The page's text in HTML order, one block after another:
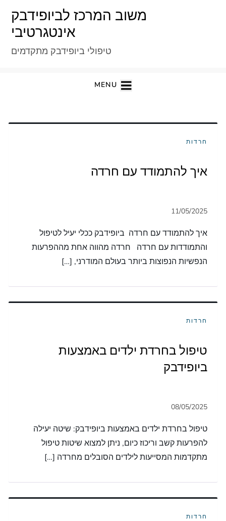
משוב המרכז לביופידבק
אינטגרטיבי
טיפולי ביופידבק מתקדמים
MENU
חרדות
איך להתמודד עם חרדה
איך להתמודד עם חרדה ביופידבק ככלי יעיל לטיפול
והתמודדות עם חרדה חרדה מהווה אחת מההפרעות
הנפשיות הנפוצות ביותר בעולם המודרני, […]
חרדות
טיפול בחרדת ילדים באמצעות
ביופידבק
טיפול בחרדת ילדים באמצעות ביופידבק: שיטה יעילה
להפרעות קשב וריכוז כיום, ניתן למצוא שיטות טיפול
מתקדמות המסייעות לילדים הסובלים מחרדה […]
חרדות